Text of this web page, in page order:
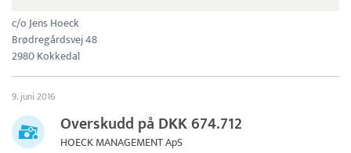
c/o Jens Hoeck
Brødregårdsvej 48
2980 Kokkedal
9. juni 2016
Overskudd på DKK 674.712
HOECK MANAGEMENT ApS